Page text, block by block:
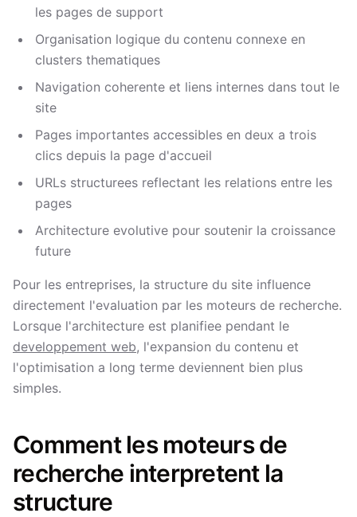
les pages de support
Organisation logique du contenu connexe en
clusters thematiques
Navigation coherente et liens internes dans tout le
site
Pages importantes accessibles en deux a trois
clics depuis la page d'accueil
URLs structurees reflectant les relations entre les
pages
Architecture evolutive pour soutenir la croissance
future
Pour les entreprises, la structure du site influence
directement l'evaluation par les moteurs de recherche.
Lorsque l'architecture est planifiee pendant le
developpement web, l'expansion du contenu et
l'optimisation a long terme deviennent bien plus
simples.
Comment les moteurs de
recherche interpretent la
structure